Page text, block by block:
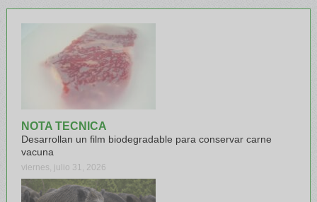
NOTA TECNICA
Desarrollan un film biodegradable para conservar carne
vacuna
viernes, julio 31, 2026